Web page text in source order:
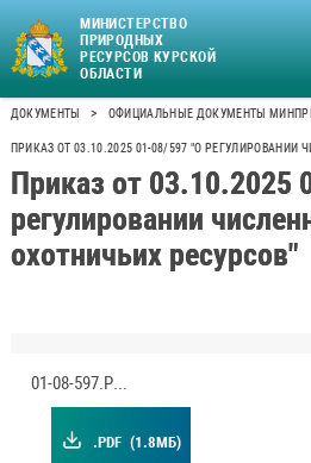
МИНИСТЕРСТВО
ПРИРОДНЫХ
РЕСУРСОВ КУРСКОЙ
ОБЛАСТИ
ДОКУМЕНТЫ > ОФИЦИАЛЬНЫЕ ДОКУМЕНТЫ
ПРИКАЗ ОТ 03.10.2025 01-08/597 "О
Приказ от 03.10.2025
регулировании
охотничьих ресурсов"
01-08-597.PDF
.PDF (1.8МБ)